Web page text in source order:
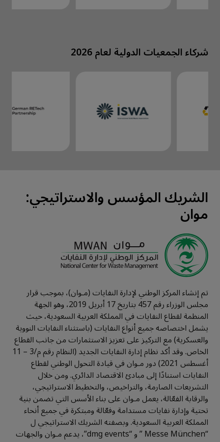
شركاء الجمعيات الدولية لعام 2026
الشريك المؤسس والاستراتيجي:
موان
تم إنشاء المركز الوطني لإدارة النفايات (مـوان)، بموجب قرار
مجلس الوزراء رقم 457 بتاريخ 17 أبريل 2019، وهو الجهة
المنظمة لقطاع النفايات في المملكة العربية السعودية، حيث
يشمل اختصاصه جميع أنواع النفايات (باستثناء النفايات النووية
والعسكرية) مع التركيز على تعزيز الاستثمارات من جانب القطاع
الخاص. وقد أكد نظام إدارة النفايات الجديد (النظام رقم م/3 – 11
أغسطس 2021) دور مـوان في قيادة التحول الوطني لقطاع
النفايات استنادًا إلى مبادئ الاقتصاد الدائري. ومن خلال
التشريعات الصارمة، والتراخيص، والتخطيط الاستراتيجي،
والرقابة الفعّالة، يعمل مـوان على بناء الأسس التي تضمن بنية
تحتية وإدارة نفايات مستدامة وفعّالة ومبتكرة في جميع أنحاء
المملكة العربية السعودية. وبصفته الشريك الاستراتيجي ل
“Messe München ” و “dmg events”، يدعم مـوان والجهات